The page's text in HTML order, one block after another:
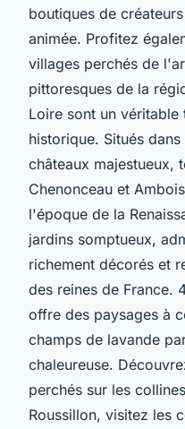
boutiques de
animée. Profitez
villages perchés de
pittoresques de la
Loire sont un
historique. Situés
châteaux majestueux,
Chenonceau et
l'époque de la
jardins somptueux,
richement décorés et
des reines de France.
offre des paysages à
champs de lavande
chaleureuse.
perchés sur les
Roussillon, visitez les